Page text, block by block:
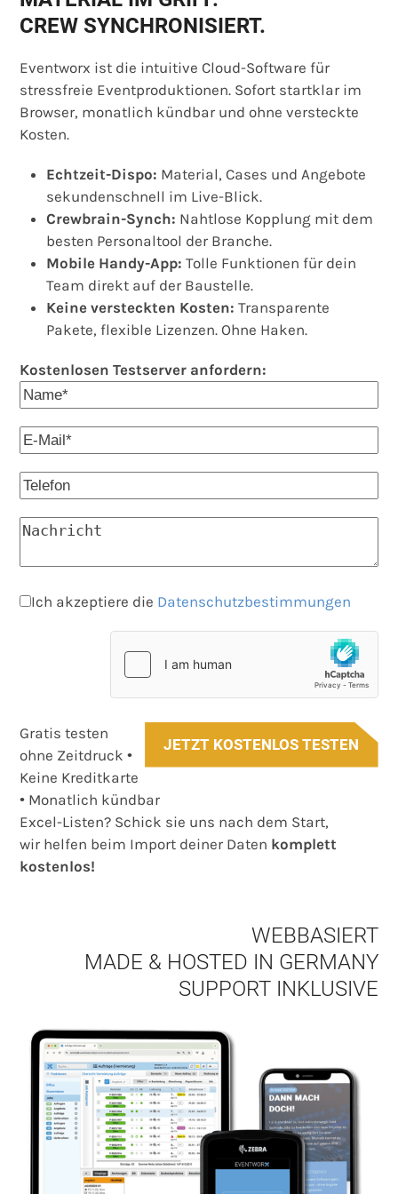
CREW SYNCHRONISIERT.
Eventworx ist die intuitive Cloud-Software für
stressfreie Eventproduktionen. Sofort startklar im
Browser, monatlich kündbar und ohne versteckte
Kosten.
Echtzeit-Dispo: Material, Cases und Angebote
sekundenschnell im Live-Blick.
Crewbrain-Synch: Nahtlose Kopplung mit dem
besten Personaltool der Branche.
Mobile Handy-App: Tolle Funktionen für dein
Team direkt auf der Baustelle.
Keine versteckten Kosten: Transparente
Pakete, flexible Lizenzen. Ohne Haken.
Kostenlosen Testserver anfordern:
Ich akzeptiere die Datenschutzbestimmungen
JETZT KOSTENLOS TESTEN
Gratis testen
ohne Zeitdruck •
Keine Kreditkarte
• Monatlich kündbar
Excel-Listen? Schick sie uns nach dem Start,
wir helfen beim Import deiner Daten komplett
kostenlos!
WEBBASIERT
MADE & HOSTED IN GERMANY
SUPPORT INKLUSIVE